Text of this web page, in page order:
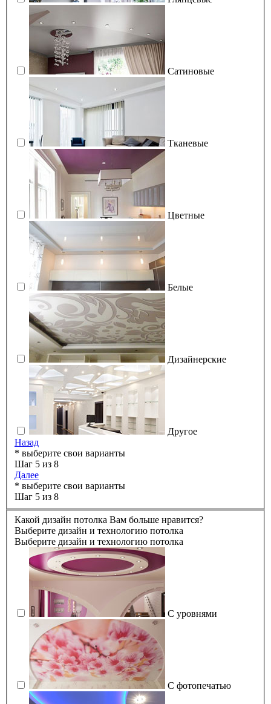
Сатиновые
Тканевые
Цветные
Белые
Дизайнерские
Другое
Назад
* выберите свои варианты
Шаг 5 из 8
Далее
* выберите свои варианты
Шаг 5 из 8
Какой дизайн потолка Вам больше нравится?
Выберите дизайн и технологию потолка
Выберите дизайн и технологию потолка
С уровнями
С фотопечатью